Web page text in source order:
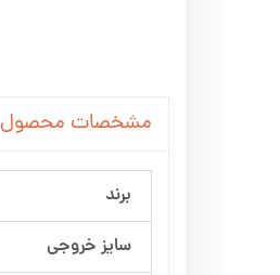
مشخصات محصول
برند
سایز خروجی